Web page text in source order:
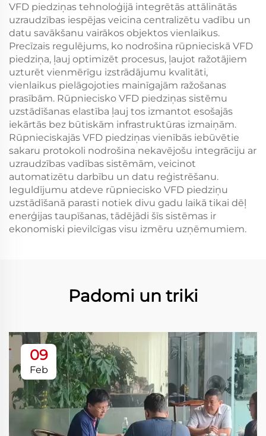
VFD piedziņas tehnoloģijā integrētās attālinātās
uzraudzības iespējas veicina centralizētu vadību un
datu savākšanu vairākos objektos vienlaikus.
Precīzais regulējums, ko nodrošina rūpnieciskā VFD
piedziņa, ļauj optimizēt procesus, ļaujot ražotājiem
uzturēt vienmērīgu izstrādājumu kvalitāti,
vienlaikus pielāgojoties mainīgajām ražošanas
prasībām. Rūpniecisko VFD piedziņas sistēmu
uzstādīšanas elastība ļauj tos izmantot esošajās
iekārtās bez būtiskām infrastruktūras izmaiņām.
Rūpnieciskajās VFD piedziņas vienībās iebūvētie
sakaru protokoli nodrošina nekavējošu integrāciju ar
uzraudzības vadības sistēmām, veicinot
automatizētu darbību un datu reģistrēšanu.
Ieguldījumu atdeve rūpniecisko VFD piedziņu
uzstādīšanā parasti notiek divu gadu laikā tikai dēļ
enerģijas taupīšanas, tādējādi šīs sistēmas ir
ekonomiski pievilcīgas visu izmēru uzņēmumiem.
Padomi un triki
09
Feb